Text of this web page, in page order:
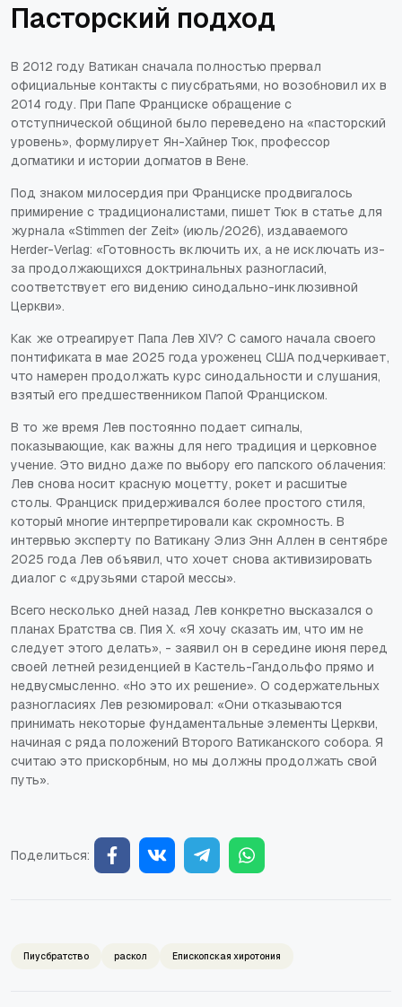
Пасторский подход
В 2012 году Ватикан сначала полностью прервал
официальные контакты с пиусбратьями, но возобновил их в
2014 году. При Папе Франциске обращение с
отступнической общиной было переведено на «пасторский
уровень», формулирует Ян-Хайнер Тюк, профессор
догматики и истории догматов в Вене.
Под знаком милосердия при Франциске продвигалось
примирение с традиционалистами, пишет Тюк в статье для
журнала «Stimmen der Zeit» (июль/2026), издаваемого
Herder-Verlag: «Готовность включить их, а не исключать из-
за продолжающихся доктринальных разногласий,
соответствует его видению синодально-инклюзивной
Церкви».
Как же отреагирует Папа Лев XIV? С самого начала своего
понтификата в мае 2025 года уроженец США подчеркивает,
что намерен продолжать курс синодальности и слушания,
взятый его предшественником Папой Франциском.
В то же время Лев постоянно подает сигналы,
показывающие, как важны для него традиция и церковное
учение. Это видно даже по выбору его папского облачения:
Лев снова носит красную моцетту, рокет и расшитые
столы. Франциск придерживался более простого стиля,
который многие интерпретировали как скромность. В
интервью эксперту по Ватикану Элиз Энн Аллен в сентябре
2025 года Лев объявил, что хочет снова активизировать
диалог с «друзьями старой мессы».
Всего несколько дней назад Лев конкретно высказался о
планах Братства св. Пия X. «Я хочу сказать им, что им не
следует этого делать», - заявил он в середине июня перед
своей летней резиденцией в Кастель-Гандольфо прямо и
недвусмысленно. «Но это их решение». О содержательных
разногласиях Лев резюмировал: «Они отказываются
принимать некоторые фундаментальные элементы Церкви,
начиная с ряда положений Второго Ватиканского собора. Я
считаю это прискорбным, но мы должны продолжать свой
путь».
Поделиться:
Пиусбратство раскол Епископская хиротония